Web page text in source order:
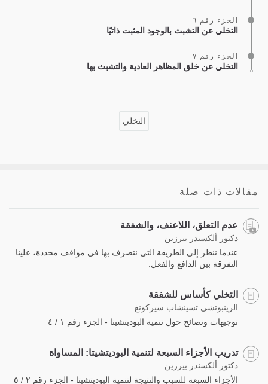
الجزء رقم ٦
التخلي عن التشبث بالوجود المثبت ذاتيًا
الجزء رقم ٧
التخلي عن خلق المظاهر العادية والتشبث بها
التخلي
مقالات ذات صلة
عدم التعلق، اللاعنف، والشفقة
دكتور ألكسندر بيرزين
عندما ننظر إلى الطريقة التي نتصرف بها في مواقف محددة، علينا
التفرقة بين الدافع والفعل.
التخلي كأساس للشفقة
الرينبوتشي تسينشاب سيركونغ
توجيهات ونصائح حول تنمية البوديتشيتا - الجزء رقم ١ / ٤
تدريب الأجزاء السبعة لتنمية البوديتشيتا: المساواة
دكتور ألكسندر بيرزين
الأجزاء السبعة للسبب والنتيجة لتنمية البوديتشيتا - الجزء رقم ٢ / ٥